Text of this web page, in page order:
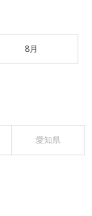
8月
愛知県